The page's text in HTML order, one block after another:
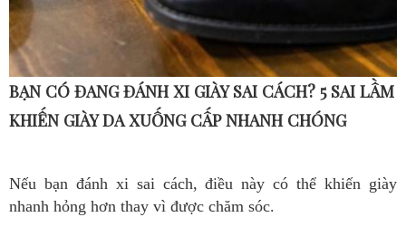
BẠN CÓ ĐANG ĐÁNH XI GIÀY SAI CÁCH? 5 SAI LẦM
KHIẾN GIÀY DA XUỐNG CẤP NHANH CHÓNG
Nếu bạn đánh xi sai cách, điều này có thể khiến giày
nhanh hỏng hơn thay vì được chăm sóc.